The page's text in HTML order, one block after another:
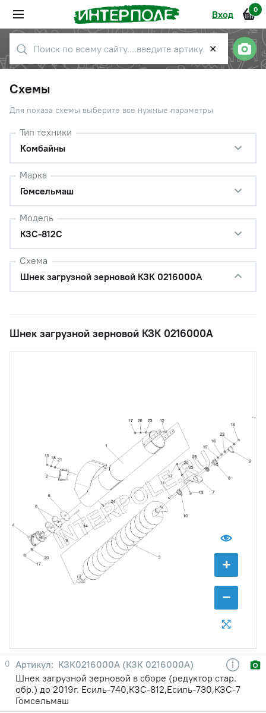
Вход 0
✕
Схемы
Для показа схемы выберите все нужные параметры
Тип техники
Комбайны
Марка
Гомсельмаш
Модель
КЗС-812С
Схема
Шнек загрузной зерновой КЗК 0216000А
Шнек загрузной зерновой КЗК 0216000А
+
−
0
КЗК0216000А (КЗК 0216000А)
Шнек загрузной зерновой в сборе (редуктор стар.
обр.) до 2019г. Есиль-740,КЗС-812,Есиль-730,КЗС-7
Гомсельмаш